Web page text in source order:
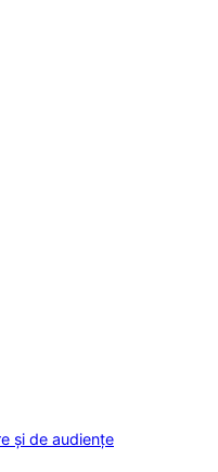
și de audiențe